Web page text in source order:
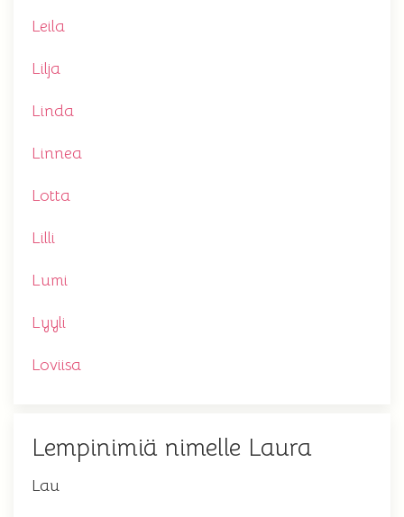
Leila
Lilja
Linda
Linnea
Lotta
Lilli
Lumi
Lyyli
Loviisa
Lempinimiä nimelle Laura
Lau